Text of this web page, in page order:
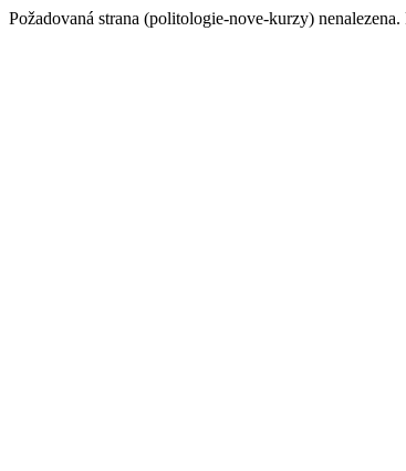
Požadovaná strana (politologie-nove-kurzy)